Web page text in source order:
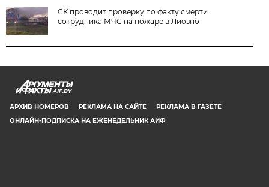
СК проводит проверку по факту смерти
сотрудника МЧС на пожаре в Лиозно
AIF.BY
АРХИВ НОМЕРОВ РЕКЛАМА НА САЙТЕ
РЕКЛАМА В ГАЗЕТЕ
ОНЛАЙН-ПОДПИСКА НА ЕЖЕНЕДЕЛЬНИК АИФ